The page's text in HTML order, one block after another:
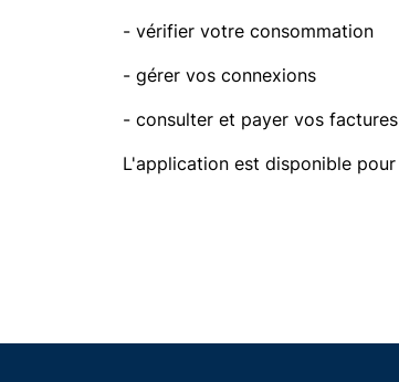
- vérifier votre consommation
- gérer vos connexions
- consulter et payer vos factures
L'application est disponible pour